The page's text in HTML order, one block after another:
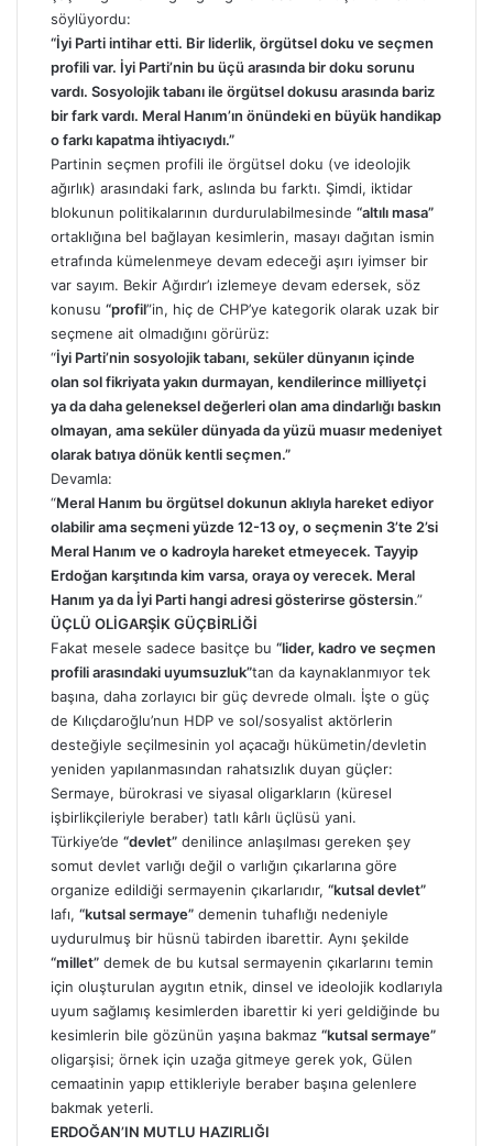
söylüyordu:
“İyi Parti intihar etti. Bir liderlik, örgütsel doku ve seçmen
profili var. İyi Parti’nin bu üçü arasında bir doku sorunu
vardı. Sosyolojik tabanı ile örgütsel dokusu arasında bariz
bir fark vardı. Meral Hanım’ın önündeki en büyük handikap
o farkı kapatma ihtiyacıydı.”
Partinin seçmen profili ile örgütsel doku (ve ideolojik
ağırlık) arasındaki fark, aslında bu farktı. Şimdi, iktidar
blokunun politikalarının durdurulabilmesinde “altılı masa”
ortaklığına bel bağlayan kesimlerin, masayı dağıtan ismin
etrafında kümelenmeye devam edeceği aşırı iyimser bir
var sayım. Bekir Ağırdır’ı izlemeye devam edersek, söz
konusu “profil”in, hiç de CHP’ye kategorik olarak uzak bir
seçmene ait olmadığını görürüz:
“İyi Parti’nin sosyolojik tabanı, seküler dünyanın içinde
olan sol fikriyata yakın durmayan, kendilerince milliyetçi
ya da daha geleneksel değerleri olan ama dindarlığı baskın
olmayan, ama seküler dünyada da yüzü muasır medeniyet
olarak batıya dönük kentli seçmen.”
Devamla:
“Meral Hanım bu örgütsel dokunun aklıyla hareket ediyor
olabilir ama seçmeni yüzde 12-13 oy, o seçmenin 3’te 2’si
Meral Hanım ve o kadroyla hareket etmeyecek. Tayyip
Erdoğan karşıtında kim varsa, oraya oy verecek. Meral
Hanım ya da İyi Parti hangi adresi gösterirse göstersin.”
ÜÇLÜ OLİGARŞİK GÜÇBİRLİĞİ
Fakat mesele sadece basitçe bu “lider, kadro ve seçmen
profili arasındaki uyumsuzluk”tan da kaynaklanmıyor tek
başına, daha zorlayıcı bir güç devrede olmalı. İşte o güç
de Kılıçdaroğlu’nun HDP ve sol/sosyalist aktörlerin
desteğiyle seçilmesinin yol açacağı hükümetin/devletin
yeniden yapılanmasından rahatsızlık duyan güçler:
Sermaye, bürokrasi ve siyasal oligarkların (küresel
işbirlikçileriyle beraber) tatlı kârlı üçlüsü yani.
Türkiye’de “devlet” denilince anlaşılması gereken şey
somut devlet varlığı değil o varlığın çıkarlarına göre
organize edildiği sermayenin çıkarlarıdır, “kutsal devlet”
lafı, “kutsal sermaye” demenin tuhaflığı nedeniyle
uydurulmuş bir hüsnü tabirden ibarettir. Aynı şekilde
“millet” demek de bu kutsal sermayenin çıkarlarını temin
için oluşturulan aygıtın etnik, dinsel ve ideolojik kodlarıyla
uyum sağlamış kesimlerden ibarettir ki yeri geldiğinde bu
kesimlerin bile gözünün yaşına bakmaz “kutsal sermaye”
oligarşisi; örnek için uzağa gitmeye gerek yok, Gülen
cemaatinin yapıp ettikleriyle beraber başına gelenlere
bakmak yeterli.
ERDOĞAN’IN MUTLU HAZIRLIĞI